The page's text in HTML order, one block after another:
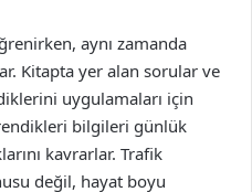
aynı zamanda
Kitapta yer alan sorular ve
uygulamaları için
bilgileri günlük
kavrarlar. Trafik
değil, hayat boyu